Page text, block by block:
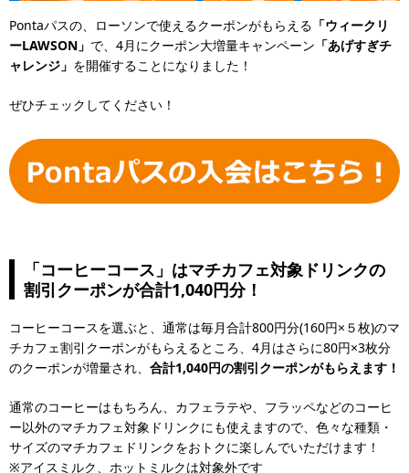
Pontaパスの、ローソンで使えるクーポンがもらえる 「ウィークリ
ーLAWSON」 で、4月にクーポン大増量キャンペーン 「あげすぎチ
ャレンジ」 を開催することになりました！
ぜひチェックしてください！
「コーヒーコース」はマチカフェ対象ドリンクの
割引クーポンが合計1,040円分！
コーヒーコースを選ぶと、通常は毎月合計800円分(160円×５枚)のマ
チカフェ割引クーポンがもらえるところ、4月はさらに80円×3枚分
のクーポンが増量され、 合計1,040円の割引クーポンがもらえます！
通常のコーヒーはもちろん、カフェラテや、フラッペなどのコーヒ
ー以外のマチカフェ対象ドリンクにも使えますので、色々な種類・
サイズのマチカフェドリンクをおトクに楽しんでいただけます！
※アイスミルク、ホットミルクは対象外です